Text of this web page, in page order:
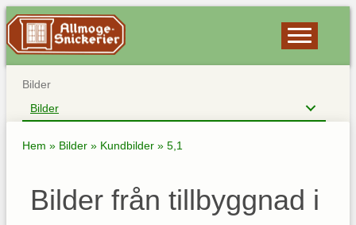
Bilder
Bilder
Hem » Bilder » Kundbilder » 5,1
Bilder från tillbyggnad i